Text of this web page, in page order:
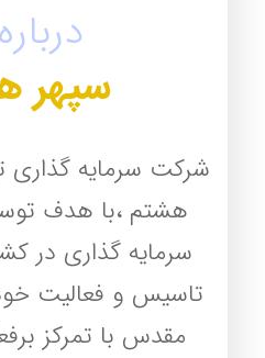
سپهر
شرکت سرمایه گذاری
هشتم ،با هدف
تاسیس و فعالیت
مقدس با تمرکز